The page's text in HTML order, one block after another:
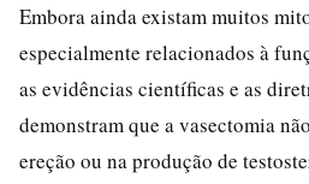
Embora ainda existam muitos
especialmente relacionados à
as evidências científicas e as
demonstram que a vasectomia
ereção ou na produção de